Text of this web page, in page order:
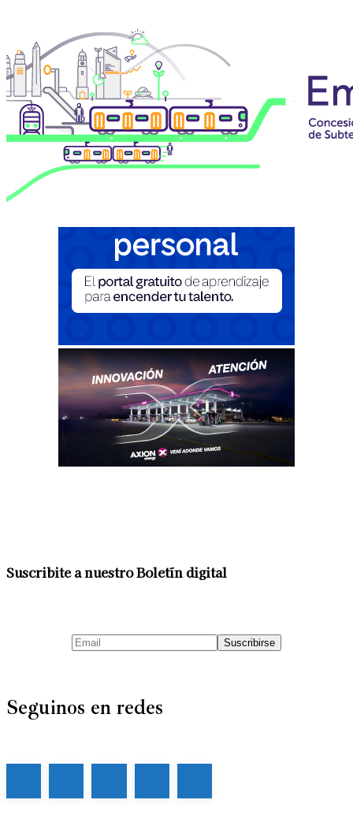
Suscribite a nuestro Boletín digital
Seguinos en redes